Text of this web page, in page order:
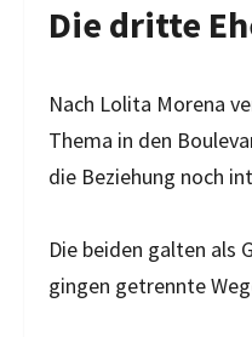
Die dritte
Nach Lolita Morena
Thema in den
die Beziehung noch
Die beiden galten als
gingen getrennte